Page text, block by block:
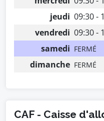
jeudi 09:30 -
vendredi 09:30 -
samedi FERMÉ
dimanche FERMÉ
CAF - Caisse